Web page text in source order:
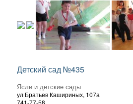
Детский сад №435
Ясли и детские сады
ул Братьев Кашириных, 107а
741-77-58